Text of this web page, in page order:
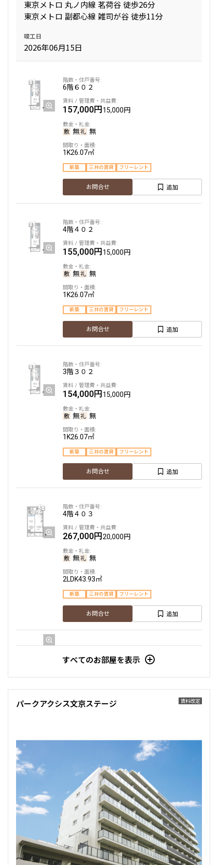
間取り
1R〜1K
2LDK
専有面積
〜
新築
3年以内
10年以内
20年以内
25年以内
30年以内
駅から徒歩
1分以内
三井の賃貸物件
ペット可・相談
楽器可・相談
より詳細な絞り込み
建物施設やお部屋の設備、方位、階数などの絞り込みが
設定する
検索対象お部屋数
23件
お部屋を再検索
東京メトロ 丸ノ内線 茗荷谷 徒歩26分
東京メトロ 副都心線 雑司が谷 徒歩11分
竣工日
2026年06月15日
6階６０２
157,000円15,000円
無 無
1K26.07㎡
新築 三井の賃貸 フリーレント
お問合せ 追加
4階４０２
155,000円15,000円
無 無
1K26.07㎡
新築 三井の賃貸 フリーレント
お問合せ 追加
3階３０２
154,000円15,000円
無 無
1K26.07㎡
新築 三井の賃貸 フリーレント
お問合せ 追加
4階４０３
267,000円20,000円
無 無
2LDK43.93㎡
新築 三井の賃貸 フリーレント
お問合せ 追加
6階６０３
269,000円20,000円
無 無
2階 ２０３
250,000円20,000円
無 無
すべてのお部屋を表示
賃料改定
パークアクシス文京ステージ